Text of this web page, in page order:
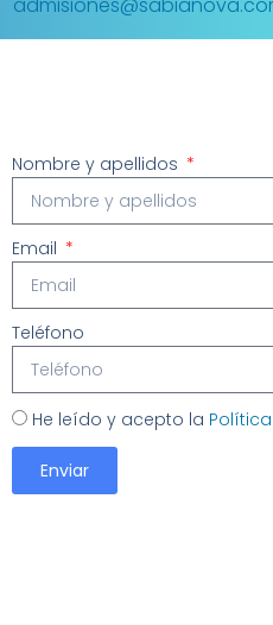
Nombre y apellidos
Email
Teléfono
He leído y acepto la
Enviar